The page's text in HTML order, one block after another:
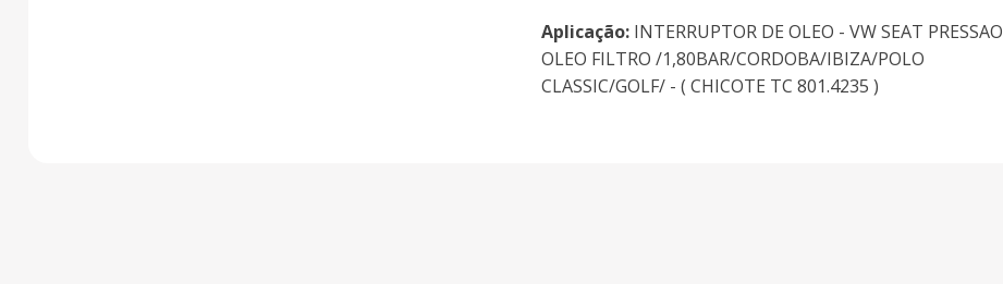
Aplicação: INTERRUPTOR DE OLEO - VW SEAT PRESSAO
OLEO FILTRO /1,80BAR/CORDOBA/IBIZA/POLO
CLASSIC/GOLF/ - ( CHICOTE TC 801.4235 )